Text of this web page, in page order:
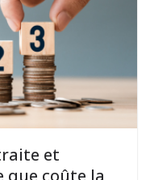
et
que coûte la